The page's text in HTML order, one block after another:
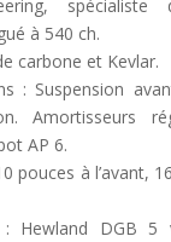
spécialiste
à 540 ch.
carbone et Kevlar.
: Suspension
Amortisseurs
AP 6.
pouces à l’avant,
Hewland DGB 5